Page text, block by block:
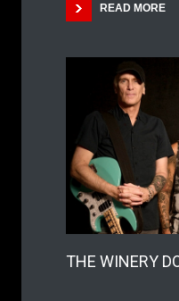
READ MORE
THE WINERY